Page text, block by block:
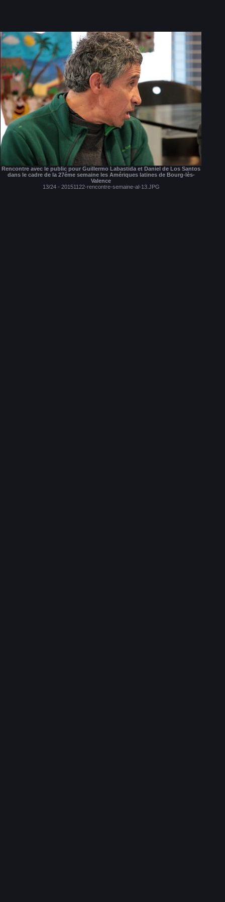
Rencontre avec le public pour Guillermo Labastida et Daniel de Los Santos
dans le cadre de la 27éme semaine les Amériques latines de Bourg-lès-
Valence
13/24 - 20151122-rencontre-semaine-al-13.JPG